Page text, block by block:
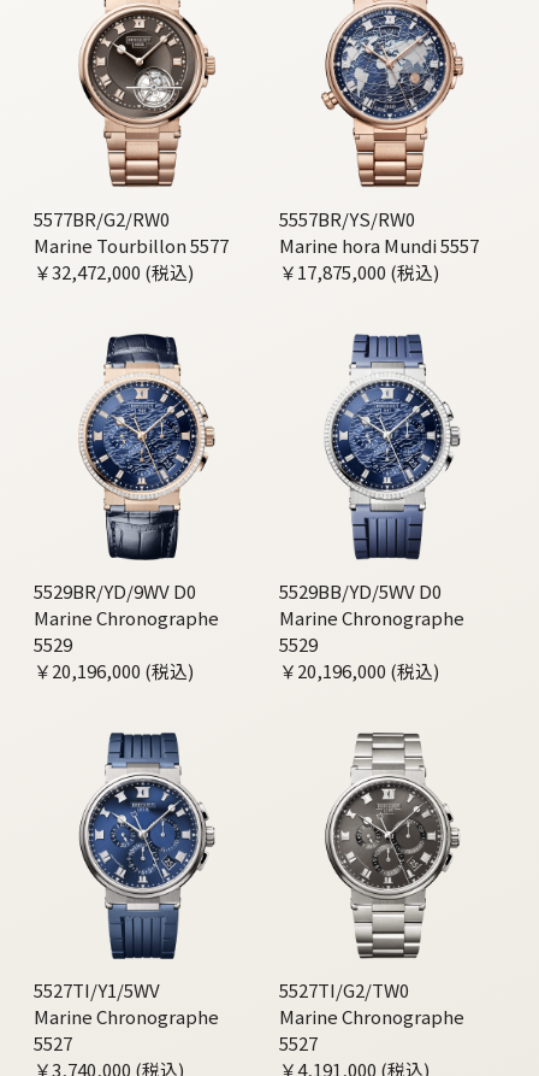
5577BR/G2/RW0
Marine Tourbillon 5577
￥32,472,000 (税込)
5557BR/YS/RW0
Marine hora Mundi 5557
￥17,875,000 (税込)
5529BR/YD/9WV D0
Marine Chronographe
5529
￥20,196,000 (税込)
5529BB/YD/5WV D0
Marine Chronographe
5529
￥20,196,000 (税込)
5527TI/Y1/5WV
Marine Chronographe
5527
￥3,740,000 (税込)
5527TI/G2/TW0
Marine Chronographe
5527
￥4,191,000 (税込)